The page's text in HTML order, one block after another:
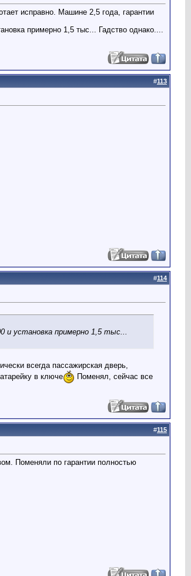
исправно. Машине 2,5 года, гарантии
примерно 1,5 тыс... Гадство однако....
#113
#114
и установка примерно 1,5 тыс...
всегда пассажирская дверь,
в ключе
Поменял, сейчас все
#115
Поменяли по гарантии полностью